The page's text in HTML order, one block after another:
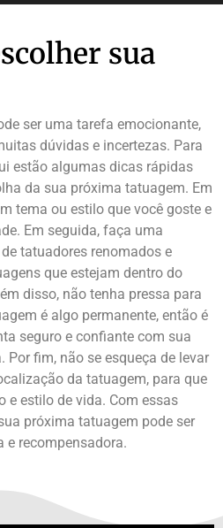
sua
ser uma tarefa emocionante,
dúvidas e incertezas. Para
estão algumas dicas rápidas
da sua próxima tatuagem. Em
tema ou estilo que você goste e
Em seguida, faça uma
tatuadores renomados e
que estejam dentro do
disso, não tenha pressa para
é algo permanente, então é
seguro e confiante com sua
Por fim, não se esqueça de levar
da tatuagem, para que
e estilo de vida. Com essas
próxima tatuagem pode ser
e recompensadora.